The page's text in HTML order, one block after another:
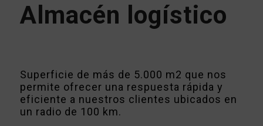
Almacén logístico
Superficie de más de 5.000 m2 que nos
permite ofrecer una respuesta rápida y
eficiente a nuestros clientes ubicados en
un radio de 100 km.